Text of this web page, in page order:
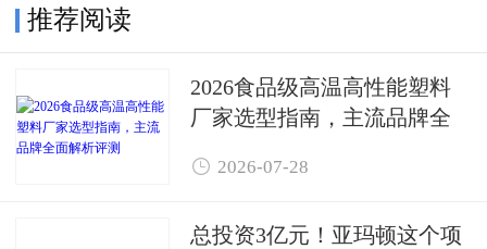
推荐阅读
2026食品级高温高性能塑料
厂家选型指南，主流品牌全
 2026-07-28
总投资3亿元！亚玛顿这个项